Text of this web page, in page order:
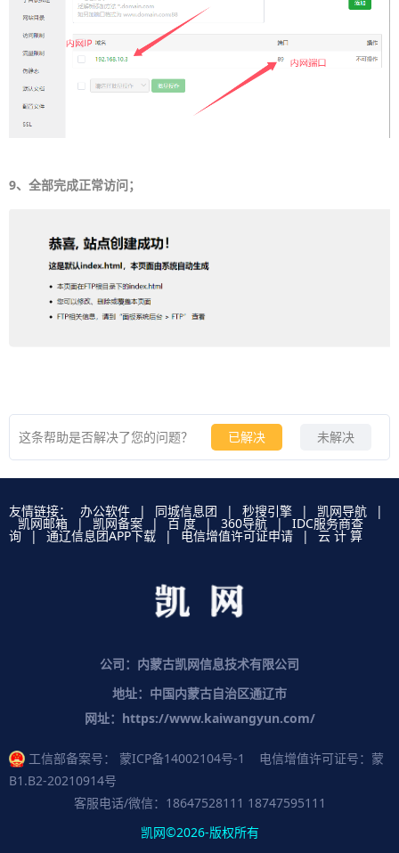
9、全部完成正常访问；
这条帮助是否解决了您的问题？ 已解决 未解决
友情链接： 办公软件 | 同城信息团 | 秒搜引擎 | 凯网导航 |
凯网邮箱 | 凯网备案 | 百 度 | 360导航 | IDC服务商查
询 | 通辽信息团APP下载 | 电信增值许可证申请 | 云 计 算
公司：内蒙古凯网信息技术有限公司
地址：中国内蒙古自治区通辽市
网址：https://www.kaiwangyun.com/
工信部备案号： 蒙ICP备14002104号-1
电信增值许可证号：蒙
B1.B2-20210914号
客服电话/微信：18647528111 18747595111
凯网©2026-版权所有